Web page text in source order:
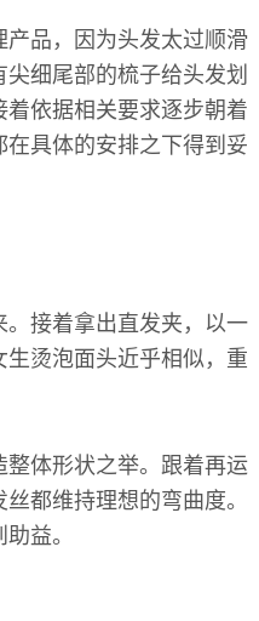
品，因为头发太过顺滑
细尾部的梳子给头发划
依据相关要求逐步朝着
具体的安排之下得到妥
接着拿出直发夹，以一
烫泡面头近乎相似，重
体形状之举。跟着再运
都维持理想的弯曲度。
益。